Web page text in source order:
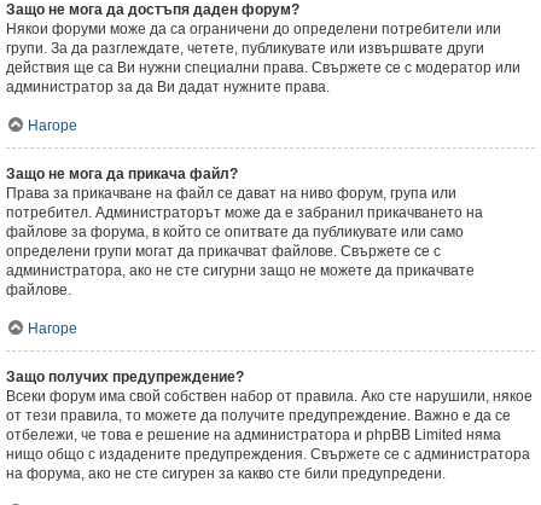
Защо не мога да достъпя даден форум?
Някои форуми може да са ограничени до определени потребители или
групи. За да разглеждате, четете, публикувате или извършвате други
действия ще са Ви нужни специални права. Свържете се с модератор или
администратор за да Ви дадат нужните права.
Нагоре
Защо не мога да прикача файл?
Права за прикачване на файл се дават на ниво форум, група или
потребител. Администраторът може да е забранил прикачването на
файлове за форума, в който се опитвате да публикувате или само
определени групи могат да прикачват файлове. Свържете се с
администратора, ако не сте сигурни защо не можете да прикачвате
файлове.
Нагоре
Защо получих предупреждение?
Всеки форум има свой собствен набор от правила. Ако сте нарушили, някое
от тези правила, то можете да получите предупреждение. Важно е да се
отбележи, че това е решение на администратора и phpBB Limited няма
нищо общо с издадените предупреждения. Свържете се с администратора
на форума, ако не сте сигурен за какво сте били предупредени.